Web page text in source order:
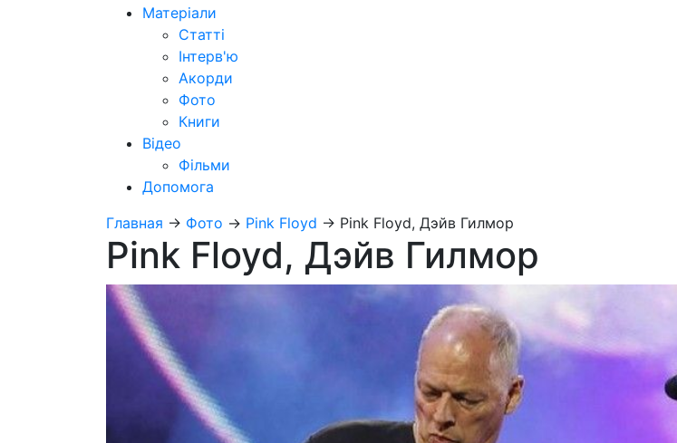
Матеріали
Статті
Інтерв'ю
Акорди
Фото
Книги
Відео
Фільми
Допомога
Главная → Фото → Pink Floyd → Pink Floyd, Дэйв Гилмор
Pink Floyd, Дэйв Гилмор